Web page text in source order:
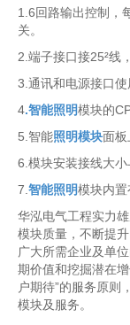
1.6回路输出控制，
关。
2.端子接口接25²线
3.通讯和电源接口使
4.智能照明模块的
5.智能照明模块面板
6.模块安装接线大小
7. 智能照明模块内置
华泓电气工程实力
模块质量，不断提
广大所需企业及单
期价值和挖掘潜在
户期待”的服务原则
模块及服务。